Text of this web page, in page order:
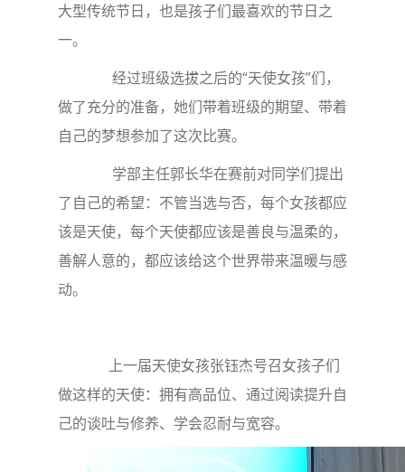
大型传统节日，也是孩子们最喜欢的节日之
一。
经过班级选拔之后的“天使女孩”们，
做了充分的准备，她们带着班级的期望、带着
自己的梦想参加了这次比赛。
学部主任郭长华在赛前对同学们提出
了自己的希望：不管当选与否，每个女孩都应
该是天使，每个天使都应该是善良与温柔的，
善解人意的，都应该给这个世界带来温暖与感
动。
上一届天使女孩张钰杰号召女孩子们
做这样的天使：拥有高品位、通过阅读提升自
己的谈吐与修养、学会忍耐与宽容。